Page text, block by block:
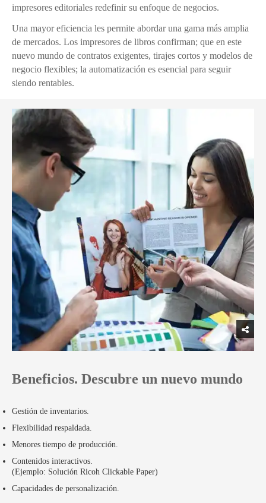
impresores editoriales redefinir su enfoque de negocios.
Una mayor eficiencia les permite abordar una gama más amplia
de mercados. Los impresores de libros confirman; que en este
nuevo mundo de contratos exigentes, tirajes cortos y modelos de
negocio flexibles; la automatización es esencial para seguir
siendo rentables.
Beneficios. Descubre un nuevo mundo
Gestión de inventarios.
Flexibilidad respaldada.
Menores tiempo de producción.
Contenidos interactivos.
(Ejemplo: Solución Ricoh Clickable Paper)
Capacidades de personalización.